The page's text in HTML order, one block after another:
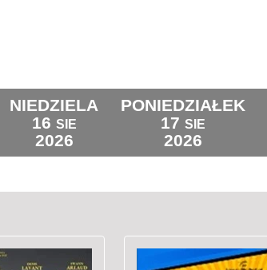
NIEDZIELA
16 SIE
2026
PONIEDZIAŁEK
17 SIE
2026